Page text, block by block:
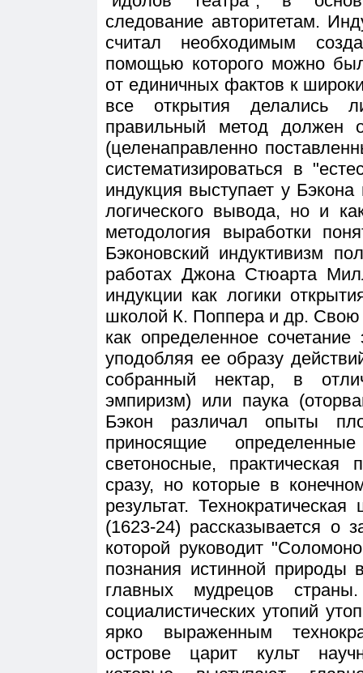
следование авторитетам.
считал необходимым
помощью которого можно
от единичных фактов к
все открытия делались
правильный метод должен
(целенаправленно
систематизироваться в
индукция выступает у
логического вывода, но и
методология выработки
Бэконовский индуктивизм
работах Джона Стюарта
индукции как логики
школой К. Поппера и др.
как определенное
уподобляя ее образу
собранный нектар, в
эмпиризм) или паука
Бэкон различал опыты
приносящие
светоносные,
сразу, но которые в
результат.
(1623-24) рассказывается о
которой руководит
познания истинной
главных мудрецов
социалистических утопий
ярко выраженным
острове царит культ